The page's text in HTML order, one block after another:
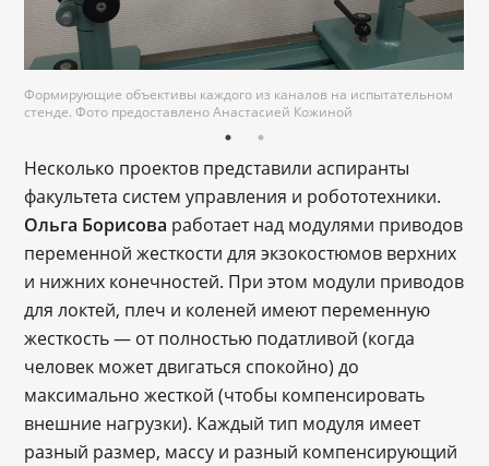
Формирующие объективы каждого из каналов на испытательном
стенде. Фото предоставлено Анастасией Кожиной
Несколько проектов представили аспиранты
факультета систем управления и робототехники.
Ольга Борисова работает над модулями приводов
переменной жесткости для экзокостюмов верхних
и нижних конечностей. При этом модули приводов
для локтей, плеч и коленей имеют переменную
жесткость — от полностью податливой (когда
человек может двигаться спокойно) до
максимально жесткой (чтобы компенсировать
внешние нагрузки). Каждый тип модуля имеет
разный размер, массу и разный компенсирующий